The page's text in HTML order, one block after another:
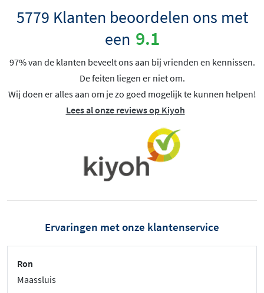
5779 Klanten beoordelen ons met
een 9.1
97% van de klanten beveelt ons aan bij vrienden en kennissen.
De feiten liegen er niet om.
Wij doen er alles aan om je zo goed mogelijk te kunnen helpen!
Lees al onze reviews op Kiyoh
Ervaringen met onze klantenservice
Ron
Maassluis